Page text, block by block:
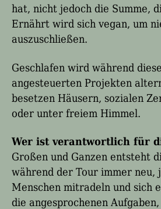
hat, nicht jedoch die Summe,
Ernährt wird sich vegan, um
auszuschließen.
Geschlafen wird während
angesteuerten Projekten
besetzen Häusern, sozialen
oder unter freiem Himmel.
Wer ist verantwortlich für
Großen und Ganzen entsteht
während der Tour immer neu,
Menschen mitradeln und sich
die angesprochenen